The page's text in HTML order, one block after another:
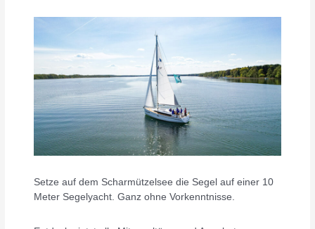
Setze auf dem Scharmützelsee die Segel auf einer 10
Meter Segelyacht. Ganz ohne Vorkenntnisse.